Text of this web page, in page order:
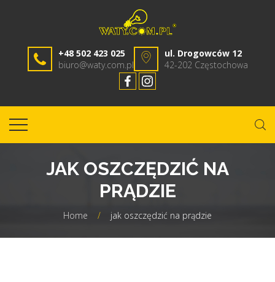
+48 502 423 025
biuro@waty.com.pl
ul. Drogowców 12
42-202 Częstochowa
JAK OSZCZĘDZIĆ NA
PRĄDZIE
Home / jak oszczędzić na prądzie